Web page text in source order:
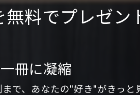
無料でプレゼン
一冊に凝縮
で、あなたの"好き"がきっと